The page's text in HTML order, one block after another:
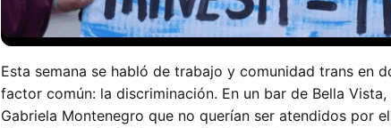
Esta semana se habló de trabajo y comunidad trans en
factor común: la discriminación. En un bar de Bella
Gabriela Montenegro que no querían ser atendidos por